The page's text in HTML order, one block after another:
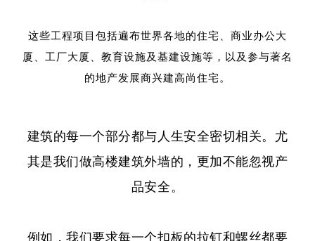
这些工程项目包括遍布世界各地的住宅、商业办公大
厦、工厂大厦、教育设施及基建设施等，以及参与著名
的地产发展商兴建高尚住宅。
建筑的每一个部分都与人生安全密切相关。尤
其是我们做高楼建筑外墙的，更加不能忽视产
品安全。
例如，我们要求每一个扣板的拉钉和螺丝都要